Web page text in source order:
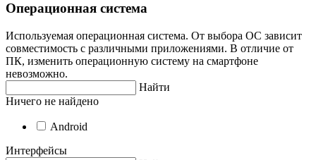
Операционная система
Используемая операционная система. От выбора ОС зависит
совместимость с различными приложениями. В отличие от
ПК, изменить операционную систему на смартфоне
невозможно.
Найти
Ничего не найдено
Android
Интерфейсы